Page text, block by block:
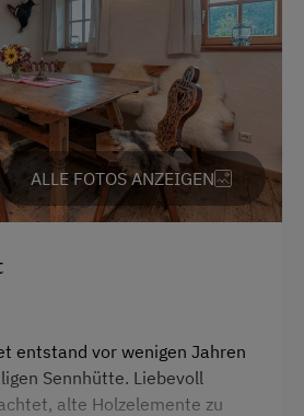
ALLE FOTOS ANZEIGEN
entstand vor wenigen Jahren
Sennhütte. Liebevoll
alte Holzelemente zu